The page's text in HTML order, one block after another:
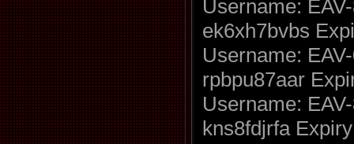
Username:
ek6xh7bvbs
Username:
rpbpu87aar
Username:
kns8fdjrfa